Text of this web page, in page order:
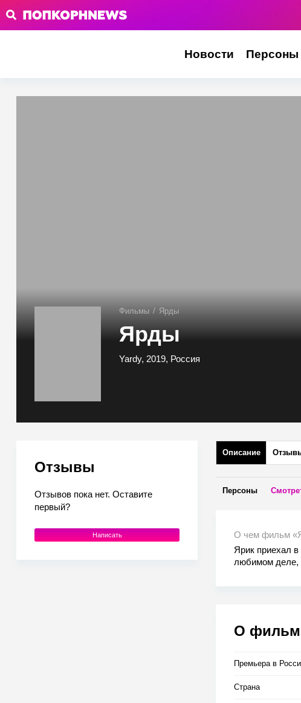
Новости Персоны
Фильмы / Ярды
Ярды
Yardy, 2019, Россия
Отзывы
Отзывов пока нет. Оставите
первый?
Написать
Описание
Персоны
О чем фильм
Ярик приехал
любимом деле,
О
Премьера в
Страна